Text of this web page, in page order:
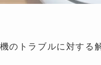
のトラブルに対する